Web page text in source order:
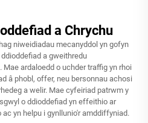
a Chrychu
niweidiadau mecanyddol yn gofyn
a gweithredu
ardaloedd o uchder traffig yn rhoi
â phobl, offer, neu bersonnau achosi
a welir. Mae cyfeiriad patrwm y
o ddioddefiad yn effeithio ar
yn helpu i gynllunio'r amddiffyniad.